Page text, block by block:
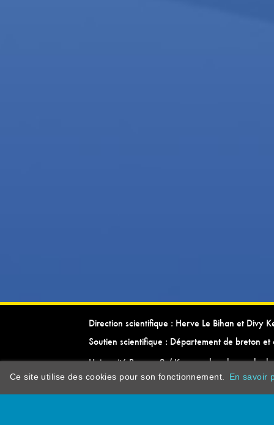
Direction scientifique : Herve Le Bihan et Divy
Soutien scientifique : Département de breton et
Université Rennes 2 / Kevrenn brezhoneg ha
Ce site utilise des cookies pour son fonctionnement. En savoir